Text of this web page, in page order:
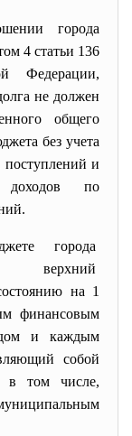
города
4 статьи 136
Федерации,
не должен
общего
без учета
поступлений и
доходов по
города
верхний
на 1
финансовым
и каждым
собой
в том числе,